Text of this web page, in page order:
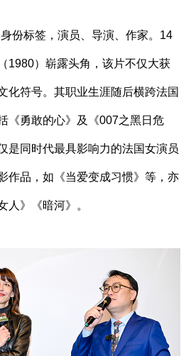
标签，演员、导演、作家。14
1980）崭露头角，该片不仅大获
化符号。其职业生涯随后横跨法国
《勇敢的心》及《007之黑日危
是同时代最具影响力的法国女演员
作品，如《当爱变成习惯》等，亦
人》《暗河》。